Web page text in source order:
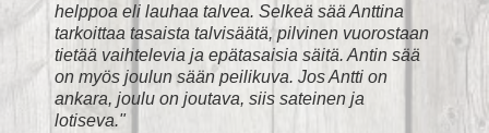
helppoa eli lauhaa talvea. Selkeä sää Anttina
tarkoittaa tasaista talvisäätä, pilvinen vuorostaan
tietää vaihtelevia ja epätasaisia säitä. Antin sää
on myös joulun sään peilikuva. Jos Antti on
ankara, joulu on joutava, siis sateinen ja
lotiseva."